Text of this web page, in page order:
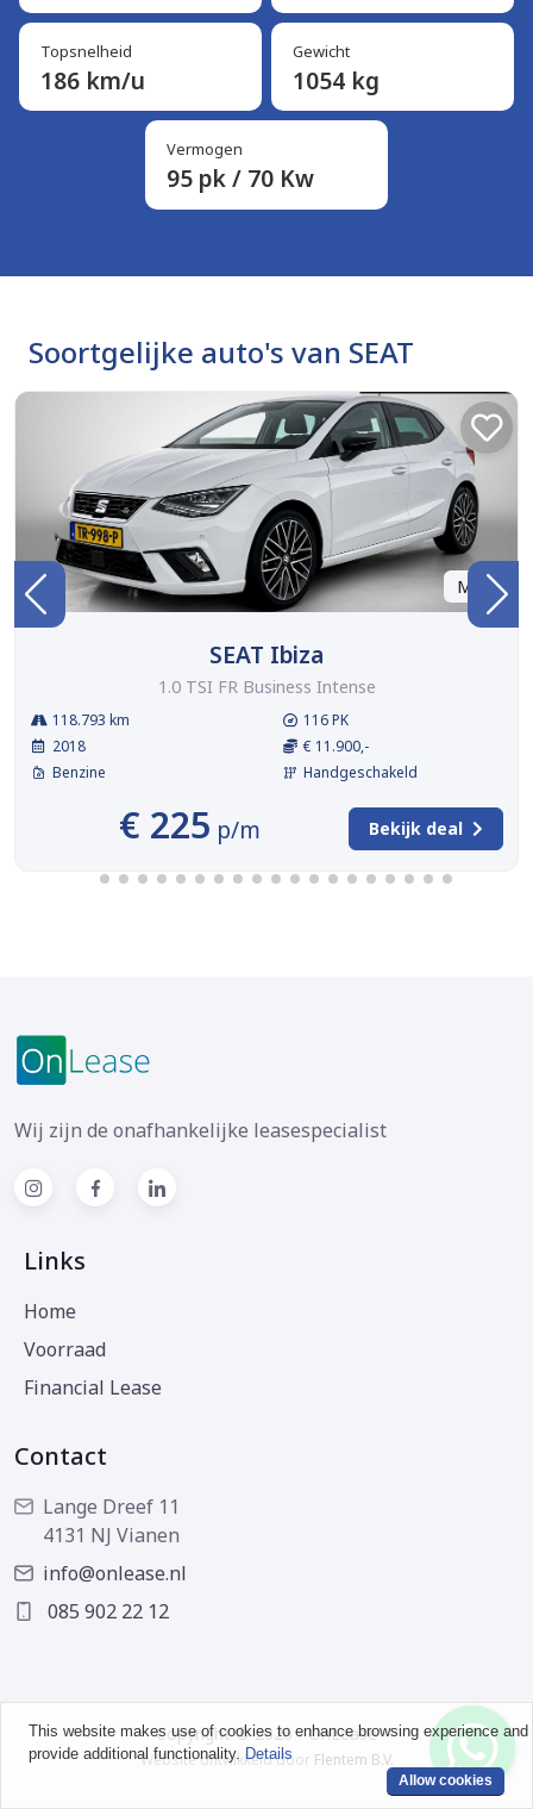
Topsnelheid
186 km/u
Gewicht
1054 kg
Vermogen
95 pk / 70 Kw
Soortgelijke auto's van SEAT
Marge
SEAT Ibiza
1.0 TSI FR Business Intense
118.793 km
2018
Benzine
116 PK
€ 11.900,-
Handgeschakeld
€ 225 p/m Bekijk deal
Wij zijn de onafhankelijke leasespecialist
Links
Home
Voorraad
Financial Lease
Contact
Lange Dreef 11
4131 NJ Vianen
info@onlease.nl
085 902 22 12
Copyright © 2026 - OnLease
Website ontwikkeld door Flentem B.V.
This website makes use of cookies to enhance browsing experience and
provide additional functionality. Details
Allow cookies